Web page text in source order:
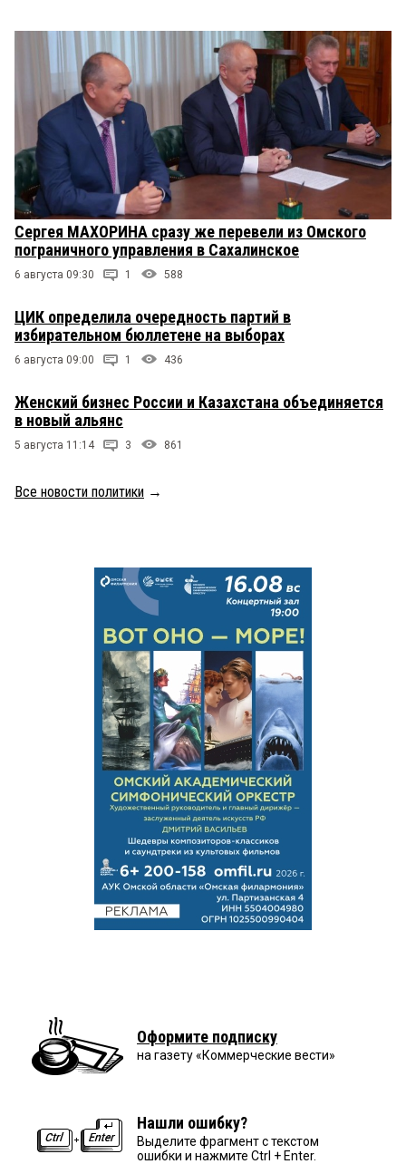
Сергея МАХОРИНА сразу же перевели из Омского
пограничного управления в Сахалинское
6 августа 09:30 1 588
ЦИК определила очередность партий в
избирательном бюллетене на выборах
6 августа 09:00 1 436
Женский бизнес России и Казахстана объединяется
в новый альянс
5 августа 11:14 3 861
Все новости политики →
Оформите подписку
на газету «Коммерческие вести»
Нашли ошибку?
Выделите фрагмент с текстом
ошибки и нажмите Ctrl + Enter.